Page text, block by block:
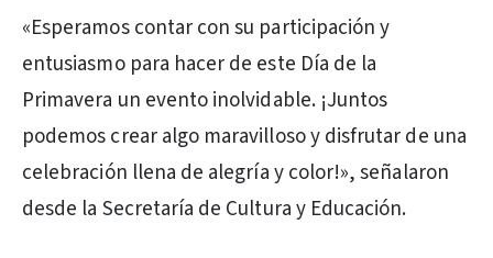
«Esperamos contar con su participación y
entusiasmo para hacer de este Día de la
Primavera un evento inolvidable. ¡Juntos
podemos crear algo maravilloso y disfrutar de una
celebración llena de alegría y color!», señalaron
desde la Secretaría de Cultura y Educación.